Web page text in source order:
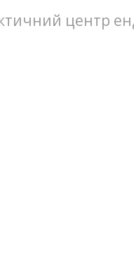
центр